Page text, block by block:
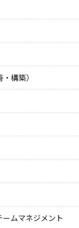
構築）
ムマネジメント